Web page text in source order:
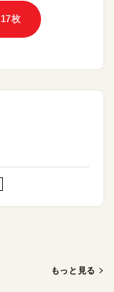
17枚
もっと見る